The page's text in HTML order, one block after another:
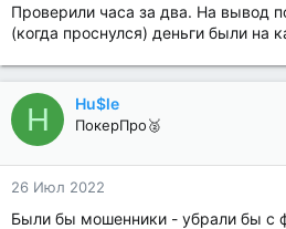
Проверили часа за два. На вывод
(когда проснулся) деньги были на
H Hu$le
ПокерПро🥈
26 Июл 2022
Были бы мошенники - убрали бы с